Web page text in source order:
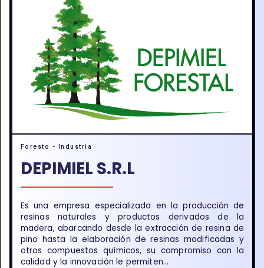
Foresto - Industria
DEPIMIEL S.R.L
Es una empresa especializada en la producción de
resinas naturales y productos derivados de la
madera, abarcando desde la extracción de resina de
pino hasta la elaboración de resinas modificadas y
otros compuestos químicos, su compromiso con la
calidad y la innovación le permiten...